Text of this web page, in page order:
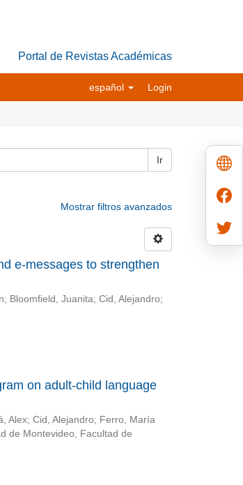
Portal de Revistas Académicas
español Login
Ir
Mostrar filtros avanzados
e-messages to strengthen
; Bloomfield, Juanita; Cid, Alejandro;
on adult-child language
Alex; Cid, Alejandro; Ferro, María
de Montevideo, Facultad de